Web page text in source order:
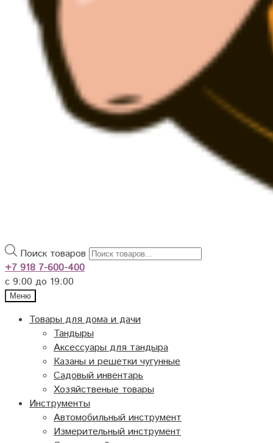
Поиск товаров
+7 918 7-600-400
с 9:00 до 19:00
Меню
Товары для дома и дачи
Тандыры
Аксессуары для тандыра
Казаны и решетки чугунные
Садовый инвентарь
Хозяйственые товары
Инструменты
Автомобильный инструмент
Измерительный инструмент